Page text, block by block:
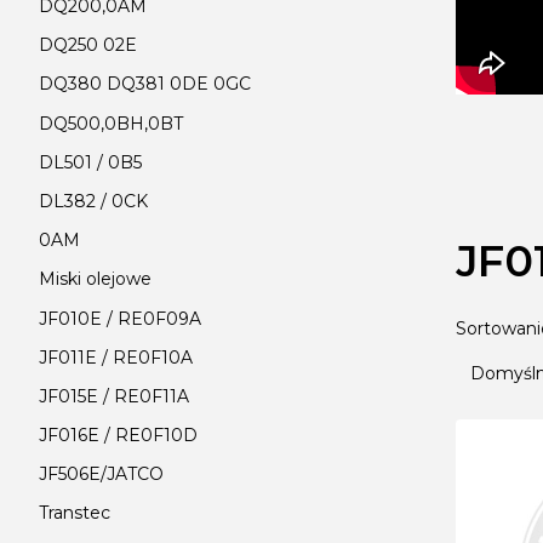
DQ200,0AM
DQ250 02E
DQ380 DQ381 0DE 0GC
DQ500,0BH,0BT
DL501 / 0B5
DL382 / 0CK
0AM
Miski olejowe
JF010E / RE0F09A
JF011E / RE0F10A
JF015E / RE0F11A
JF016E / RE0F10D
JF506E/JATCO
Transtec
Lista